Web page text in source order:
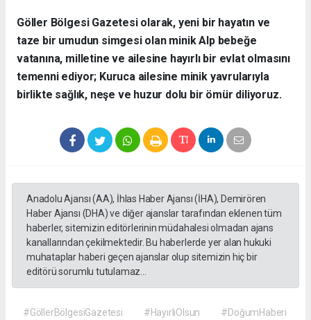
​Göller Bölgesi Gazetesi olarak, yeni bir hayatın ve
taze bir umudun simgesi olan minik Alp bebeğe
vatanına, milletine ve ailesine hayırlı bir evlat olmasını
temenni ediyor; Kuruca ailesine minik yavrularıyla
birlikte sağlık, neşe ve huzur dolu bir ömür diliyoruz.
Anadolu Ajansı (AA), İhlas Haber Ajansı (İHA), Demirören
Haber Ajansı (DHA) ve diğer ajanslar tarafından eklenen tüm
haberler, sitemizin editörlerinin müdahalesi olmadan ajans
kanallarından çekilmektedir. Bu haberlerde yer alan hukuki
muhataplar haberi geçen ajanslar olup sitemizin hiç bir
editörü sorumlu tutulamaz...
#GöllerBölgesiGazetesi #HayırlıOlsun
#DoğumHaberi